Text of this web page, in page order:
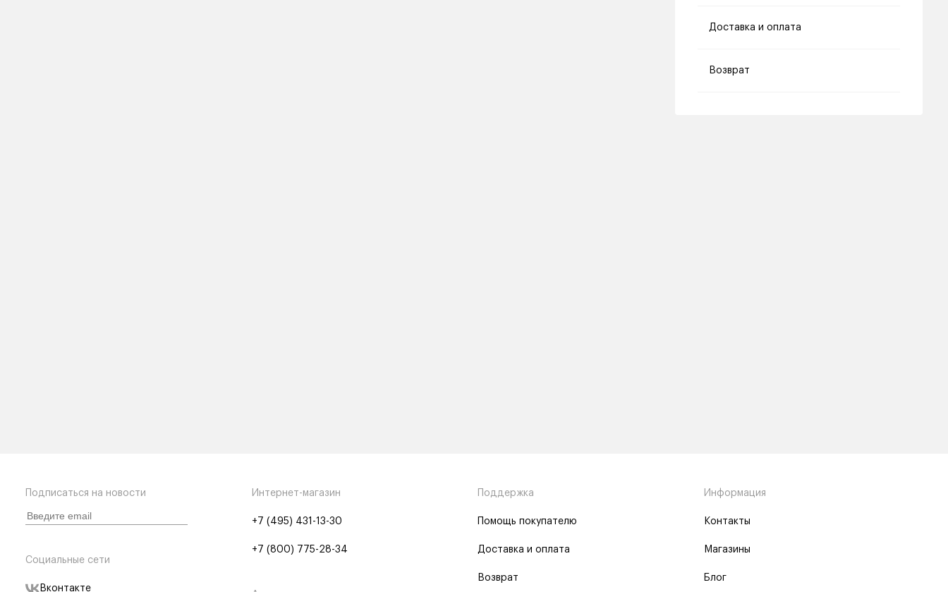
Доставка и оплата
Возврат
Подписаться на новости
Социальные сети
Вконтакте
Интернет-магазин
+7 (495) 431-13-30
+7 (800) 775-28-34
Поддержка
Помощь покупателю
Доставка и оплата
Возврат
Информация
Контакты
Магазины
Блог